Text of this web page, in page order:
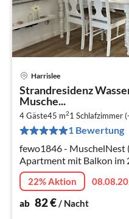
Harrislee
Strandresidenz
Musche...
4 Gäste45 m21 Schlafzimmer
1 Bewertung
fewo1846 - MuschelNest
Apartment mit Balkon im
22% Aktion
ab 82€ / Nacht